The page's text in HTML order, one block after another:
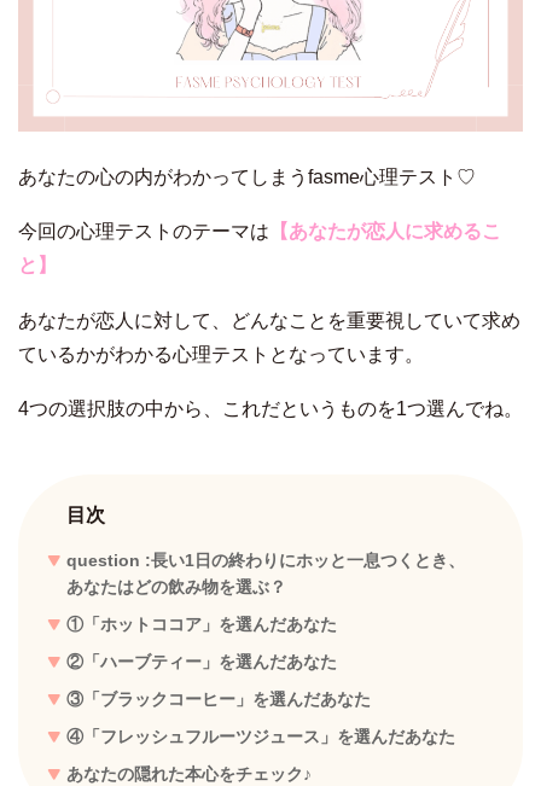
あなたの心の内がわかってしまうfasme心理テスト♡
今回の心理テストのテーマは 【あなたが恋人に求めるこ
と】
あなたが恋人に対して、どんなことを重要視していて求め
ているかがわかる心理テストとなっています。
4つの選択肢の中から、これだというものを1つ選んでね。
目次
question :長い1日の終わりにホッと一息つくとき、
あなたはどの飲み物を選ぶ？
①「ホットココア」を選んだあなた
②「ハーブティー」を選んだあなた
③「ブラックコーヒー」を選んだあなた
④「フレッシュフルーツジュース」を選んだあなた
あなたの隠れた本心をチェック♪